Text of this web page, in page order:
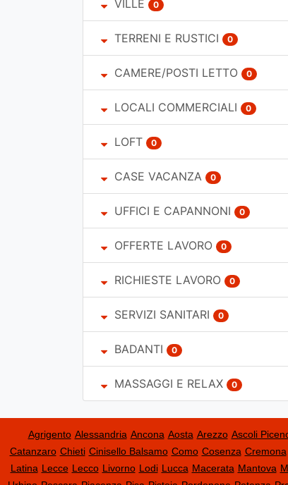
VILLE 0
TERRENI E RUSTICI 0
CAMERE/POSTI LETTO 0
LOCALI COMMERCIALI 0
LOFT 0
CASE VACANZA 0
UFFICI E CAPANNONI 0
OFFERTE LAVORO 0
RICHIESTE LAVORO 0
SERVIZI SANITARI 0
BADANTI 0
MASSAGGI E RELAX 0
Agrigento Alessandria Ancona Aosta Arezzo Ascoli
Catanzaro Chieti Cinisello Balsamo Como Cosenza Cremona
Latina Lecce Lecco Livorno Lodi Lucca Macerata Mantova